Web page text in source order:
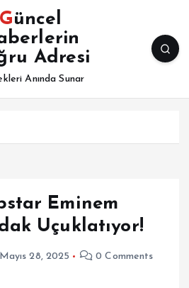
Güncel
Adresi
Anında Sunar
Eminem
Uçuklatıyor!
Mayıs 28, 2025 0 Comments